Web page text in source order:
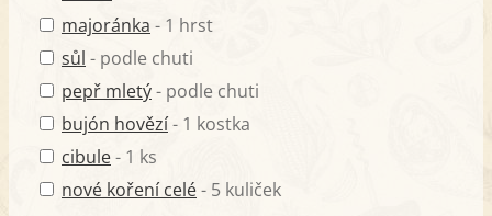
majoránka - 1 hrst
sůl - podle chuti
pepř mletý- podle chuti
bujón hovězí- 1 kostka
cibule- 1 ks
nové koření celé- 5 kuliček